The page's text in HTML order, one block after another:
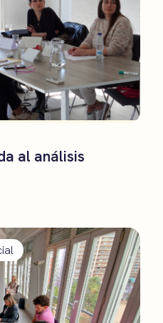
al análisis